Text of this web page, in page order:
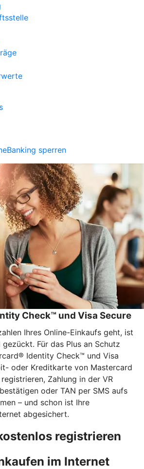
sperren
Check™ und Visa Secure
Ihres Online-Einkaufs geht, ist
Für das Plus an Schutz
Identity Check™ und Visa
oder Kreditkarte von Mastercard
Zahlung in der VR
oder TAN per SMS aufs
– und schon ist Ihre
abgesichert.
registrieren
im Internet